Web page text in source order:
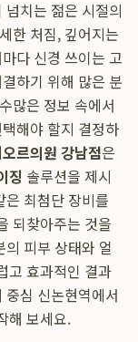
치는 젊은 시절의
한 처짐, 깊어지는
다 신경 쓰이는 고
하기 위해 많은 분
많은 정보 속에서
해야 할지 결정하
르의원 강남점은
징 솔루션을 제시
은 최첨단 장비를
되찾아주는 것을
피부 상태와 얼
고 효과적인 결과
심 신논현역에서
해 보세요.